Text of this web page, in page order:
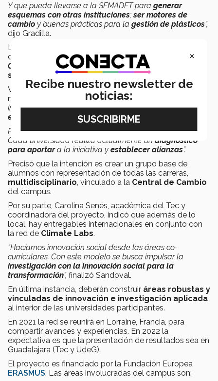
Y que pueda llevarse a la SEMADET para generar
esquemas con otras instituciones;ser motores de
cambio y buenas prácticas para la gestión de plásticos”,
dijo Gradilla.
La invitación para el
dicho espacio es considerado unChangemaker
Campus
de la red internacional de
emprendimiento
social
Ashoka.
Violeta Sandoval, otra de las líderes Tec del proyecto,
mencionó que
“la idea es queClimate Labs
impacto en la localidad y la región; es unainiciativa
expansiva
Por eso además del Tec Guadalajara participa la UdeG.
Cada universidad realiza actualmente un diagnóstico
para aportara la iniciativa y establecer alianzas”.
Precisó que la intención es crear un grupo base de
alumnos con representación de todas las carreras,
multidisciplinario , vinculado a la Central de Cambio
del campus.
Por su parte, Carolina Senés, académica del Tec y
coordinadora del proyecto, indicó que además de lo
local, hay entregables internacionales en conjunto con
la red de Climate Labs.
“Hacíamos innovación social desde las áreas co-
curriculares. Con este modelo se busca impulsar la
investigación con la innovación social para la
transformación”, finalizó Sandoval.
En última instancia, deberán construir áreas robustas y
vinculadas de innovación e investigación aplicada
al interior de las universidades participantes.
En 2021 la red se reunirá en Lorraine, Francia, para
compartir avances y experiencias. En 2022 la
expectativa es que la presentación de resultados sea en
Guadalajara (Tec y UdeG).
El proyecto es financiado por la Fundación Europea
ERASMUS. Las áreas involucradas del campus son:
×
Recibe nuestro newsletter de
noticias: